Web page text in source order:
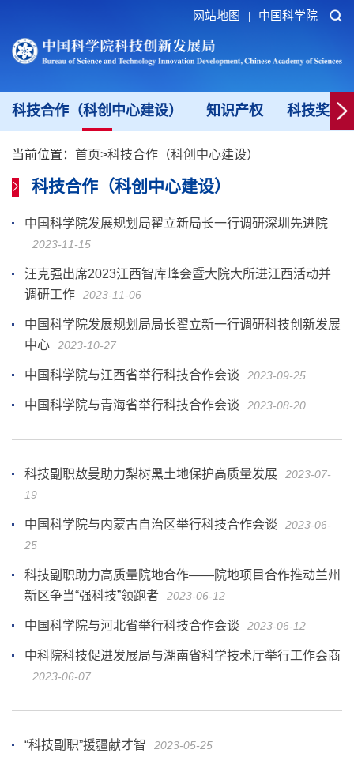
网站地图 中国科学院
科技合作（科创中心建设） 知识产权 科技奖励
当前位置： 首页>科技合作（科创中心建设）
科技合作（科创中心建设）
中国科学院发展规划局翟立新局长一行调研深圳先进院
2023-11-15
汪克强出席2023江西智库峰会暨大院大所进江西活动并
调研工作
2023-11-06
中国科学院发展规划局局长翟立新一行调研科技创新发展
中心
2023-10-27
中国科学院与江西省举行科技合作会谈 2023-09-25
中国科学院与青海省举行科技合作会谈 2023-08-20
科技副职敖曼助力梨树黑土地保护高质量发展
2023-07-
19
中国科学院与内蒙古自治区举行科技合作会谈
2023-06-
25
科技副职助力高质量院地合作——院地项目合作推动兰州
新区争当“强科技”领跑者
2023-06-12
中国科学院与河北省举行科技合作会谈 2023-06-12
中科院科技促进发展局与湖南省科学技术厅举行工作会商
2023-06-07
“科技副职”援疆献才智 2023-05-25